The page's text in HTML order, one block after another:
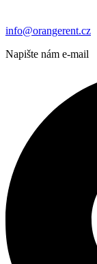
info@orangerent.cz
Napište nám e-mail